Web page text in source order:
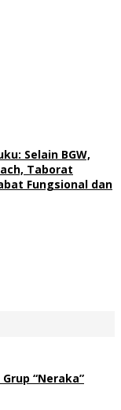
Selain BGW,
Taborat
Fungsional dan
“Neraka”